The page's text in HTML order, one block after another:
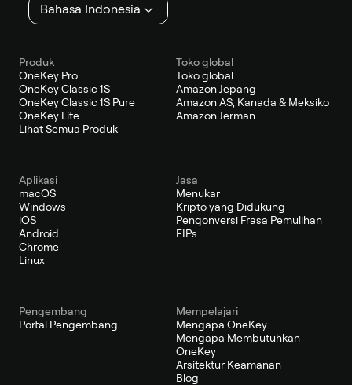
Bahasa Indonesia
Produk
OneKey Pro
OneKey Classic 1S
OneKey Classic 1S Pure
OneKey Lite
Lihat Semua Produk
Toko global
Toko global
Amazon Jepang
Amazon AS, Kanada & Meksiko
Amazon Jerman
Aplikasi
macOS
Windows
iOS
Android
Chrome
Linux
Jasa
Menukar
Kripto yang Didukung
Pengonversi Frasa Pemulihan
EIPs
Pengembang
Portal Pengembang
Mempelajari
Mengapa OneKey
Mengapa Membutuhkan
OneKey
Arsitektur Keamanan
Blog